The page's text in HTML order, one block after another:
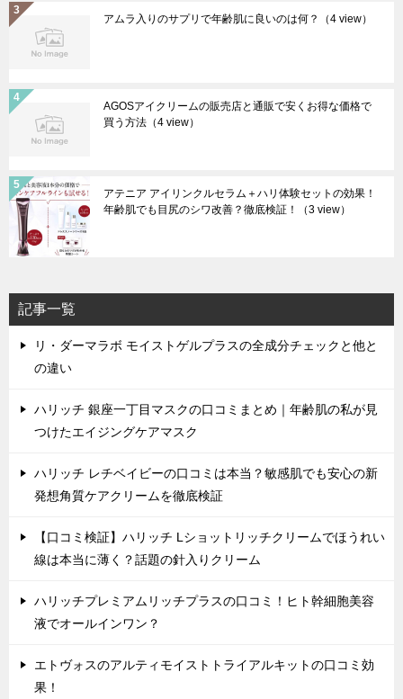
アムラ入りのサプリで年齢肌に良いのは何？ （4 view）
AGOSアイクリームの販売店と通販で安くお得な価格で
買う方法 （4 view）
アテニア アイリンクルセラム＋ハリ体験セットの効果！
年齢肌でも目尻のシワ改善？徹底検証！
（3 view）
記事一覧
リ・ダーマラボ モイストゲルプラスの全成分チェックと他と
の違い
ハリッチ 銀座一丁目マスクの口コミまとめ｜年齢肌の私が見
つけたエイジングケアマスク
ハリッチ レチベイビーの口コミは本当？敏感肌でも安心の新
発想角質ケアクリームを徹底検証
【口コミ検証】ハリッチ Lショットリッチクリームでほうれい
線は本当に薄く？話題の針入りクリーム
ハリッチプレミアムリッチプラスの口コミ！ヒト幹細胞美容
液でオールインワン？
エトヴォスのアルティモイストトライアルキットの口コミ効
果！